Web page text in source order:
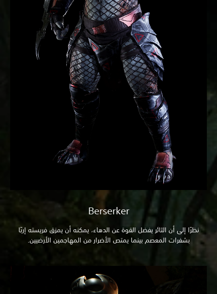
Berserker
نظرًا إلى أن الثائر يفضل القوة عن الدهاء، يمكنه أن يمزق فريسته إربًا
بشفرات المعصم بينما يمتص الأضرار من المهاجمين الأرضيين.